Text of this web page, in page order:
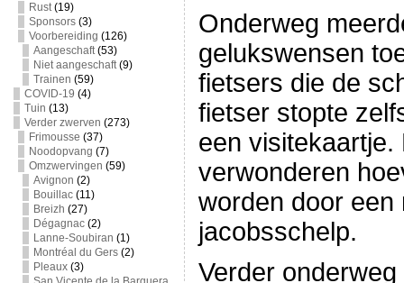
Rust(19)
Sponsors(3)
Voorbereiding (126)
Aangeschaft(53)
Niet aangeschaft(9)
Trainen (59)
COVID-19 (4)
Tuin (13)
Verder zwerven (273)
Frimousse (37)
Noodopvang (7)
Omzwervingen (59)
Avignon (2)
Bouillac(11)
Breizh (27)
Dégagnac(2)
Lanne-Soubiran (1)
Montréal du Gers(2)
Pleaux(3)
Onderweg
gelukswensen
fietsers die de
fietser stopte
een visitekaartje.
verwonderen
worden door een
jacobsschelp.
Verder